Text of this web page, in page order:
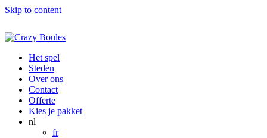
Skip to content
Het spel
Steden
Over ons
Contact
Offerte
Kies je pakket
nl
fr